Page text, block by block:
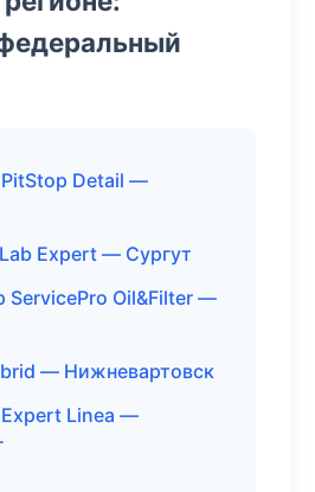
Detail —
Expert — Сургут
ServicePro Oil&Filter —
— Нижневартовск
Linea —